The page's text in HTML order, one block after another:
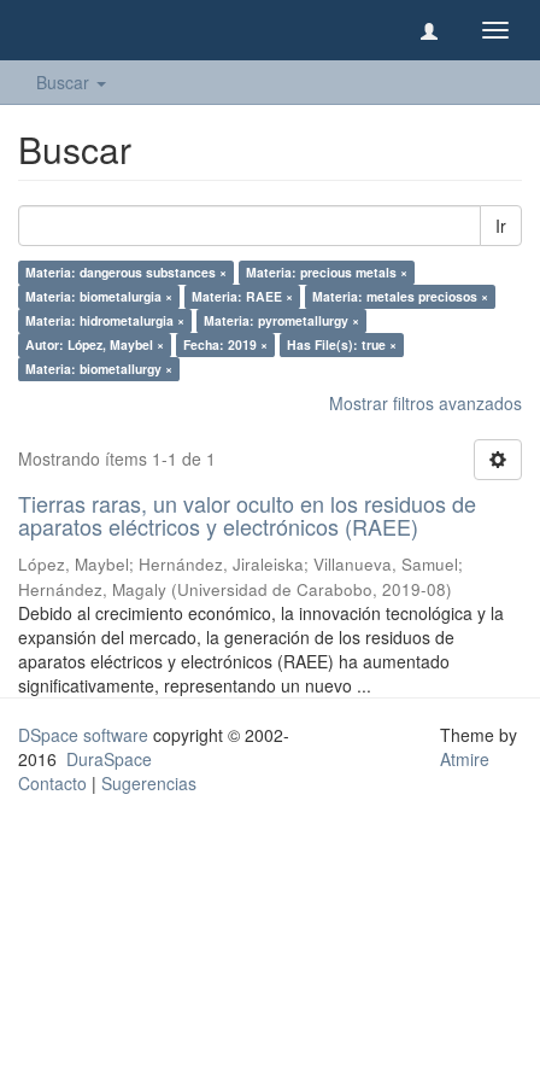
Buscar
Buscar
Ir
Materia: dangerous substances ×
Materia: precious metals ×
Materia: biometalurgia ×
Materia: RAEE ×
Materia: metales preciosos ×
Materia: hidrometalurgia ×
Materia: pyrometallurgy ×
Autor: López, Maybel ×
Fecha: 2019 ×
Has File(s): true ×
Materia: biometallurgy ×
Mostrar filtros avanzados
Mostrando ítems 1-1 de 1
Tierras raras, un valor oculto en los residuos de
aparatos eléctricos y electrónicos (RAEE)
López, Maybel; Hernández, Jiraleiska; Villanueva, Samuel;
Hernández, Magaly (Universidad de Carabobo, 2019-08)
Debido al crecimiento económico, la innovación tecnológica y la
expansión del mercado, la generación de los residuos de
aparatos eléctricos y electrónicos (RAEE) ha aumentado
significativamente, representando un nuevo ...
DSpace software copyright © 2002-
2016 DuraSpace
Contacto | Sugerencias
Theme by
Atmire